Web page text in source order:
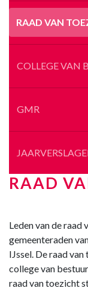
RAAD VAN
COLLEGE VAN
GMR
RAAD
Leden van de
gemeenteraden
IJssel. De raad
college van
raad van toezicht